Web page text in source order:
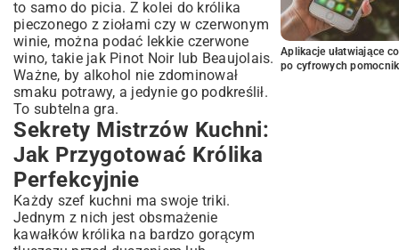
to samo do picia. Z kolei do królika
pieczonego z ziołami czy w czerwonym
winie, można podać lekkie czerwone
wino, takie jak Pinot Noir lub Beaujolais.
Ważne, by alkohol nie zdominował
smaku potrawy, a jedynie go podkreślił.
To subtelna gra.
Sekrety Mistrzów Kuchni:
Jak Przygotować Królika
Perfekcyjnie
Każdy szef kuchni ma swoje triki.
Jednym z nich jest obsmażenie
kawałków królika na bardzo gorącym
Aplikacje ułatwiające
po cyfrowych